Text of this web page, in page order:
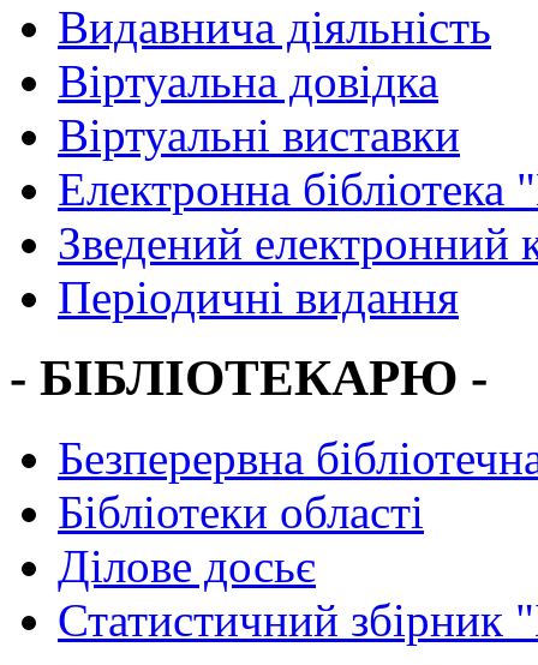
Видавнича діяльність
Віртуальна довідка
Віртуальні виставки
Електронна
Зведений електронний
Періодичні видання
- БІБЛІОТЕКАРЮ -
Безперервна
Бібліотеки області
Ділове досьє
Статистичний